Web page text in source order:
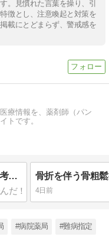
。見慣れた言葉を操り、引
徴とし、注意喚起と対策を
載にとどまらず、警戒感を
療情報を、薬剤師（パン
トです。
ミトコンドリア病における薬剤師的考察と薬学的観点について、「使用すべきではない禁忌薬のスクリーニング」「対症療法・カクテル療法の適正使用」「画期的な新薬・DDSの動向」の3つの軸から整理します。
4日前
#病院薬局 #難病指定